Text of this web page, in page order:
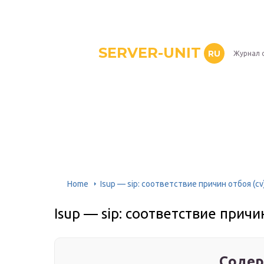
SERVER-UNIT RU Журнал
Home Isup — sip: соответствие причин отбоя
Isup — sip: соответствие